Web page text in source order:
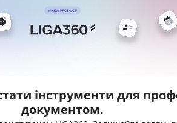
інструменти для
документом.